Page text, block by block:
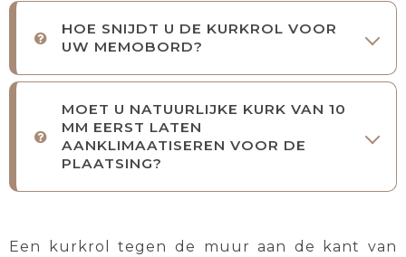
HOE SNIJDT U DE KURKROL VOOR
UW MEMOBORD?
MOET U NATUURLIJKE KURK VAN 10
MM EERST LATEN
AANKLIMAATISEREN VOOR DE
PLAATSING?
Een kurkrol tegen de muur aan de kant van